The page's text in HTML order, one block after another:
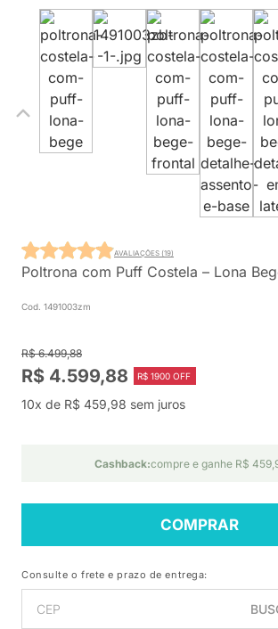
Poltrona com Puff Costela – Lona
Cod. 1491003zm
AVALIAÇÕES (19)
R$ 6.499,88
R$ 4.599,88 R$ 1900 OFF
10x de R$ 459,98 sem juros
Cashback:compre e ganhe R$
COMPRAR
Consulte o frete e prazo de entrega: